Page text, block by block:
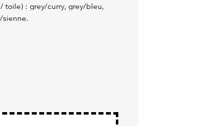
toile) : grey/curry, grey/bleu,
sienne.